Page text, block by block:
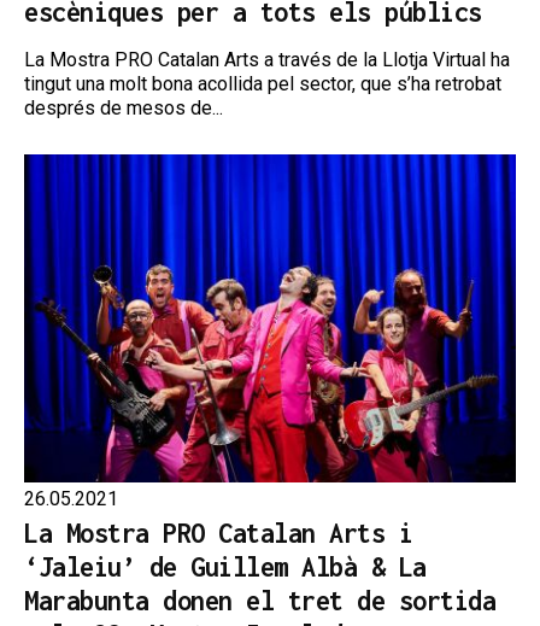
escèniques per a tots els públics
La Mostra PRO Catalan Arts a través de la Llotja Virtual ha
tingut una molt bona acollida pel sector, que s’ha retrobat
després de mesos de...
26.05.2021
La Mostra PRO Catalan Arts i
‘Jaleiu’ de Guillem Albà & La
Marabunta donen el tret de sortida